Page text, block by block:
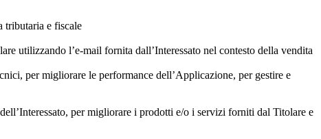
tributaria e fiscale
utilizzando l’e-mail fornita dall’Interessato nel contesto della vendita
per migliorare le performance dell’Applicazione, per gestire e
per migliorare i prodotti e/o i servizi forniti dal Titolare e